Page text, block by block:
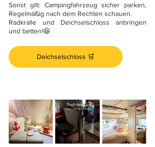
Sonst gilt: Campingfahrzeug sicher parken,
Regelmäßig nach dem Rechten schauen.
Radkralle und Deichselschloss anbringen
und betten!😆
Deichselschloss 🛒